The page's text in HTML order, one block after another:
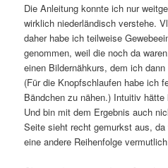
Die Anleitung konnte ich nur
wirklich niederländisch verstehe.
daher habe ich teilweise
genommen, weil die noch da
einen Bildernähkurs, dem ich
(Für die Knopfschlaufen habe ich
Bändchen zu nähen.) Intuitiv
Und bin mit dem Ergebnis auch
Seite sieht recht gemurkst aus,
eine andere Reihenfolge